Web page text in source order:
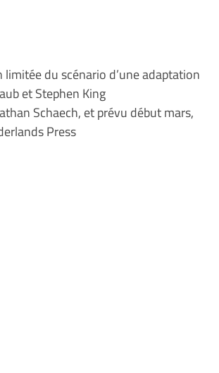
du scénario d’une adaptation
et Stephen King
Schaech, et prévu début mars,
Press